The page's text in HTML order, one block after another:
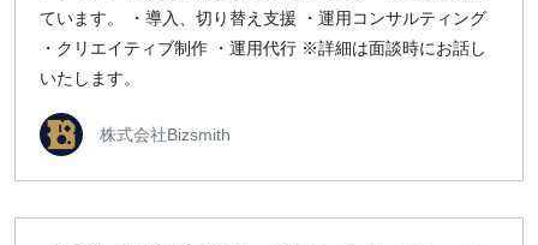
ています。 ・導入、切り替え支援 ・運用コンサルティング
・クリエイティブ制作 ・運用代行 ※詳細は面談時にお話し
いたします。
株式会社Bizsmith